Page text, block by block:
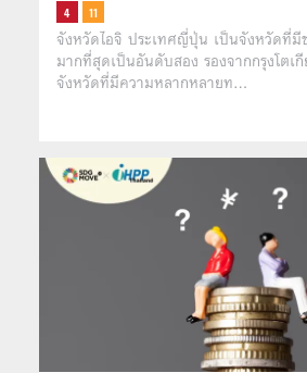
จังหวัดไอจิ ประเทศญี่ปุ่น เป็นจังหวัดที่มี
มากที่สุดเป็นอันดับสอง รองจากกรุงโตเ
จังหวัดที่มีความหลากหลายท…